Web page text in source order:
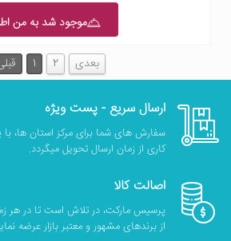
موجود شد به من
1 2 بعدی
ارسال سریع - پست ویژه
کاری از زمان ارسال تحویل میگردد.
اصالت کالا
پرسیس مارکت، در تلاش است تا در هر
از برندهای مشهور و معتبر بازار عرضه